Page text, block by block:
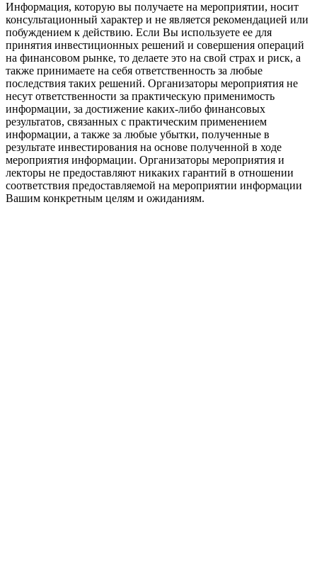
Информация, которую вы получаете на мероприятии, носит
консультационный характер и не является рекомендацией или
побуждением к действию. Если Вы используете ее для
принятия инвестиционных решений и совершения операций
на финансовом рынке, то делаете это на свой страх и риск, а
также принимаете на себя ответственность за любые
последствия таких решений. Организаторы мероприятия не
несут ответственности за практическую применимость
информации, за достижение каких-либо финансовых
результатов, связанных с практическим применением
информации, а также за любые убытки, полученные в
результате инвестирования на основе полученной в ходе
мероприятия информации. Организаторы мероприятия и
лекторы не предоставляют никаких гарантий в отношении
соответствия предоставляемой на мероприятии информации
Вашим конкретным целям и ожиданиям.